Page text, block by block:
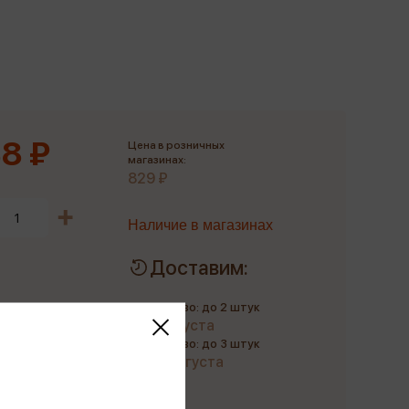
₽
Цена в розничных
магазинах:
829 ₽
Наличие в магазинах
Доставим:
Количество: до 2 штук
до 9 августа
Количество: до 3 штук
до 20 августа